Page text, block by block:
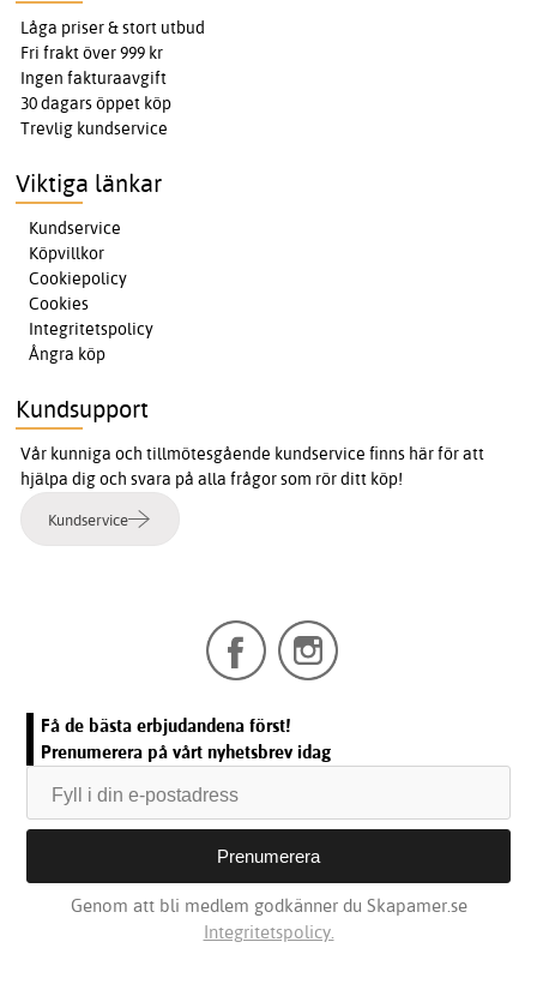
Låga priser & stort utbud
Fri frakt över 999 kr
Ingen fakturaavgift
30 dagars öppet köp
Trevlig kundservice
Viktiga länkar
Kundservice
Köpvillkor
Cookiepolicy
Cookies
Integritetspolicy
Ångra köp
Kundsupport
Vår kunniga och tillmötesgående kundservice finns här för att
hjälpa dig och svara på alla frågor som rör ditt köp!
Kundservice
Få de bästa erbjudandena först!
Prenumerera på vårt nyhetsbrev idag
Genom att bli medlem godkänner du Skapamer.se
Integritetspolicy.